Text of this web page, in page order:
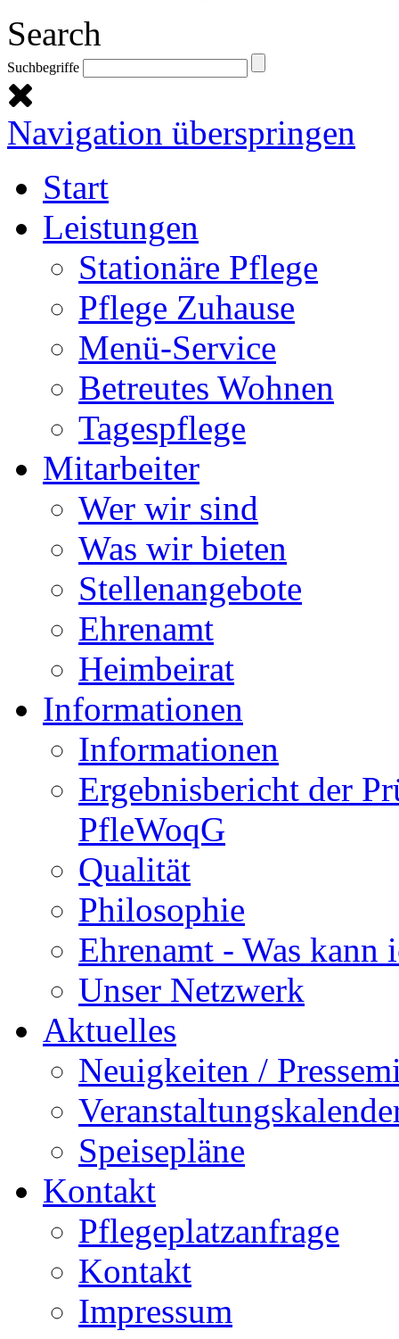
Search
Suchbegriffe
Navigation überspringen
Start
Leistungen
Stationäre Pflege
Pflege Zuhause
Menü-Service
Betreutes Wohnen
Tagespflege
Mitarbeiter
Wer wir sind
Was wir bieten
Stellenangebote
Ehrenamt
Heimbeirat
Informationen
Informationen
Ergebnisbericht der
PfleWoqG
Qualität
Philosophie
Ehrenamt - Was kann
Unser Netzwerk
Aktuelles
Neuigkeiten /
Speisepläne
Kontakt
Pflegeplatzanfrage
Kontakt
Impressum